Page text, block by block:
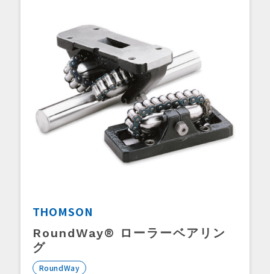
THOMSON
RoundWay® ローラーベアリン
グ
RoundWay